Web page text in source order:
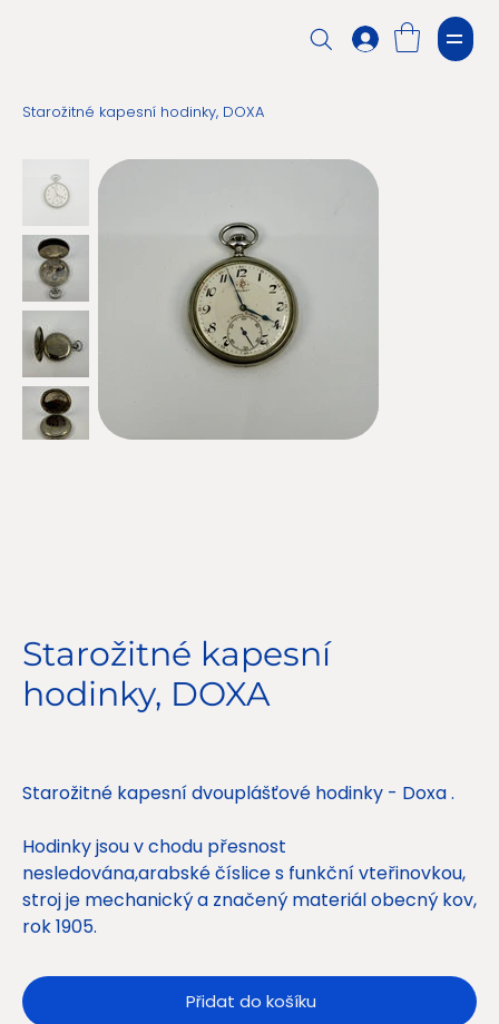
Starožitné kapesní hodinky, DOXA
Starožitné kapesní
hodinky, DOXA
Starožitné kapesní dvouplášťové hodinky - Doxa .
Hodinky jsou v chodu přesnost
nesledována,arabské číslice s funkční vteřinovkou,
stroj je mechanický a značený materiál obecný kov,
rok 1905.
Přidat do košíku